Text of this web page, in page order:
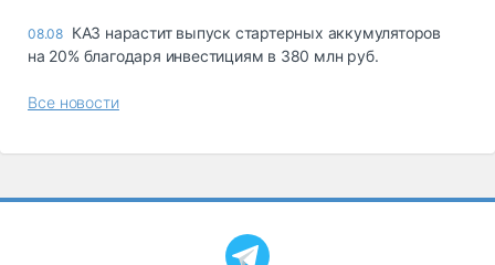
08.08 КАЗ нарастит выпуск стартерных аккумуляторов
на 20% благодаря инвестициям в 380 млн руб.
Все новости